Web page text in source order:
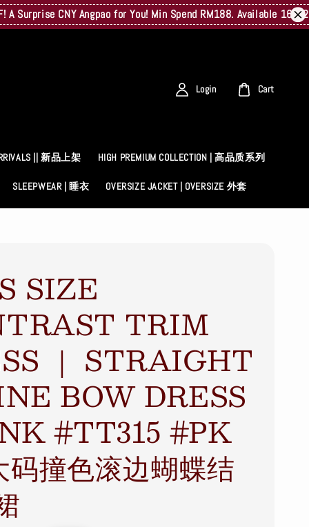
CNY Angpao for You! Min Spend RM188. Available 16/
|| 新品上架 HIGH PREMIUM COLLECTION | 高品质系列
SLEEPWEAR | 睡衣 OVERSIZE JACKET | OVERSIZE 外套
Login Cart
SIZE
TRIM
｜ STRAIGHT
BOW DRESS
#TT315 #PK
撞色滚边蝴蝶结